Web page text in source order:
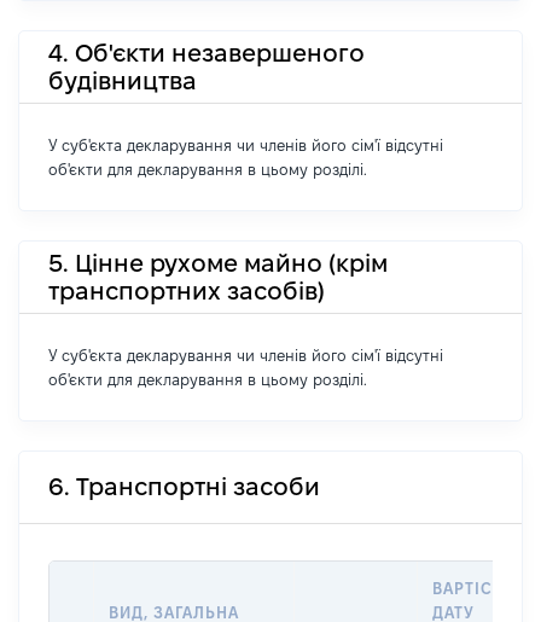
4. Об'єкти незавершеного
будівництва
У суб'єкта декларування чи членів його сім'ї відсутні
об'єкти для декларування в цьому розділі.
5. Цінне рухоме майно (крім
транспортних засобів)
У суб'єкта декларування чи членів його сім'ї відсутні
об'єкти для декларування в цьому розділі.
6. Транспортні засоби
ВИД, ЗАГАЛЬНА
ВАРТІСТЬ НА
ДАТУ